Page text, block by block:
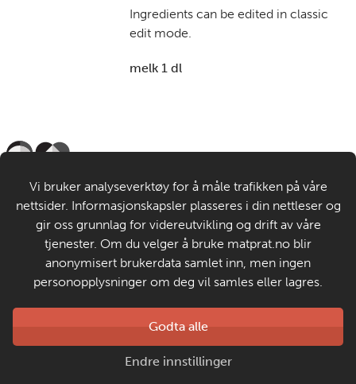
Ingredients can be edited in classic
edit mode.
melk 1 dl
Om MatStart
Kontakt oss
Personvern og informasjonskapsler
Laget av
Matprat
Vi bruker analyseverktøy for å måle trafikken på våre
nettsider. Informasjonskapsler plasseres i din nettleser og
gir oss grunnlag for videreutvikling og drift av våre
tjenester. Om du velger å bruke matprat.no blir
anonymisert brukerdata samlet inn, men ingen
personopplysninger om deg vil samles eller lagres.
Godta alle
Endre innstillinger